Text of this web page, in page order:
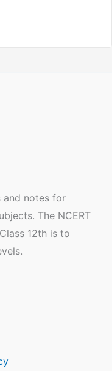
and notes for
The NCERT
12th is to